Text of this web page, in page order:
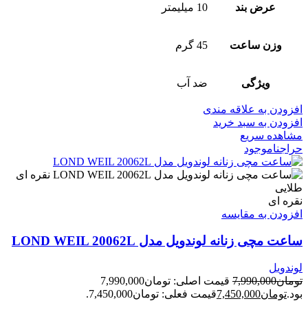
عرض بند 10 میلیمتر
وزن ساعت 45 گرم
ویژگی ضد آب
افزودن به علاقه مندی
افزودن به سبد خرید
مشاهده سریع
حراجناموجود
طلایی
نقره ای
افزودن به مقایسه
ساعت مچی زنانه لوندویل مدل LOND WEIL 20062L
لوندویل
تومان7,990,000
قیمت اصلی: تومان7,990,000
بود.تومان7,450,000قیمت فعلی: تومان7,450,000.